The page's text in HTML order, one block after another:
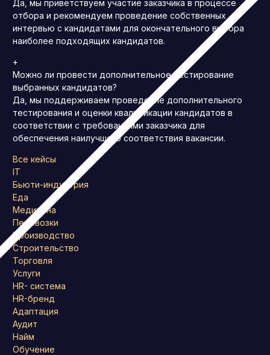
Да, мы приветствуем участие заказчика в процессе
отбора и рекомендуем проведение собственных
интервью с кандидатами для окончательного выбора
наиболее подходящих кандидатов.
+
Можно ли провести дополнительное тестирование
выбранных кандидатов?
Да, мы поддерживаем проведение дополнительного
тестирования и оценки квалификации кандидатов в
соответствии с требованиями заказчика для
обеспечения наилучшего соответствия вакансии.
Все кейсы
IT
Бьюти-индустрия
Еда
Медицина
Перевозки
Производство
Строительство
Торговля
Услуги
HR- система
HR-бренд
Адаптация
Аудит
Найм
Обучение